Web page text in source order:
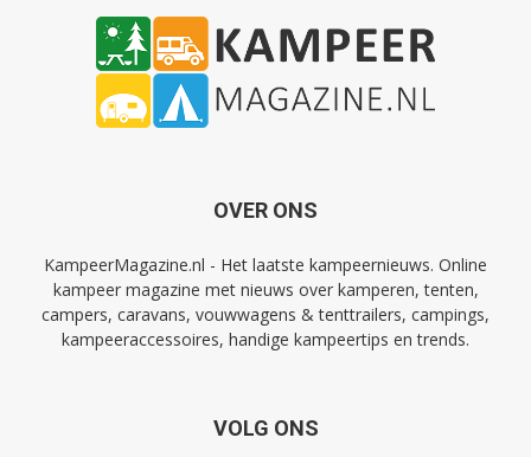
OVER ONS
KampeerMagazine.nl - Het laatste kampeernieuws. Online
kampeer magazine met nieuws over kamperen, tenten,
campers, caravans, vouwwagens & tenttrailers, campings,
kampeeraccessoires, handige kampeertips en trends.
VOLG ONS